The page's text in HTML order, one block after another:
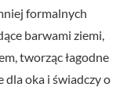
formalnych
barwami ziemi,
tworząc łagodne
oka i świadczy o